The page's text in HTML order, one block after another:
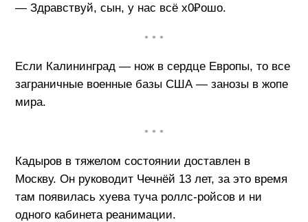
— Здравствуй, сын, у нас всё х0₽ошо.
• • •
Если Калининград — нож в сердце Европы, то все
заграничные военные базы США — занозы в жопе
мира.
• • •
Кадыров в тяжелом состоянии доставлен в
Москву. Он руководит Чечнёй 13 лет, за это время
там появилась хуева туча роллс-ройсов и ни
одного кабинета реанимации.